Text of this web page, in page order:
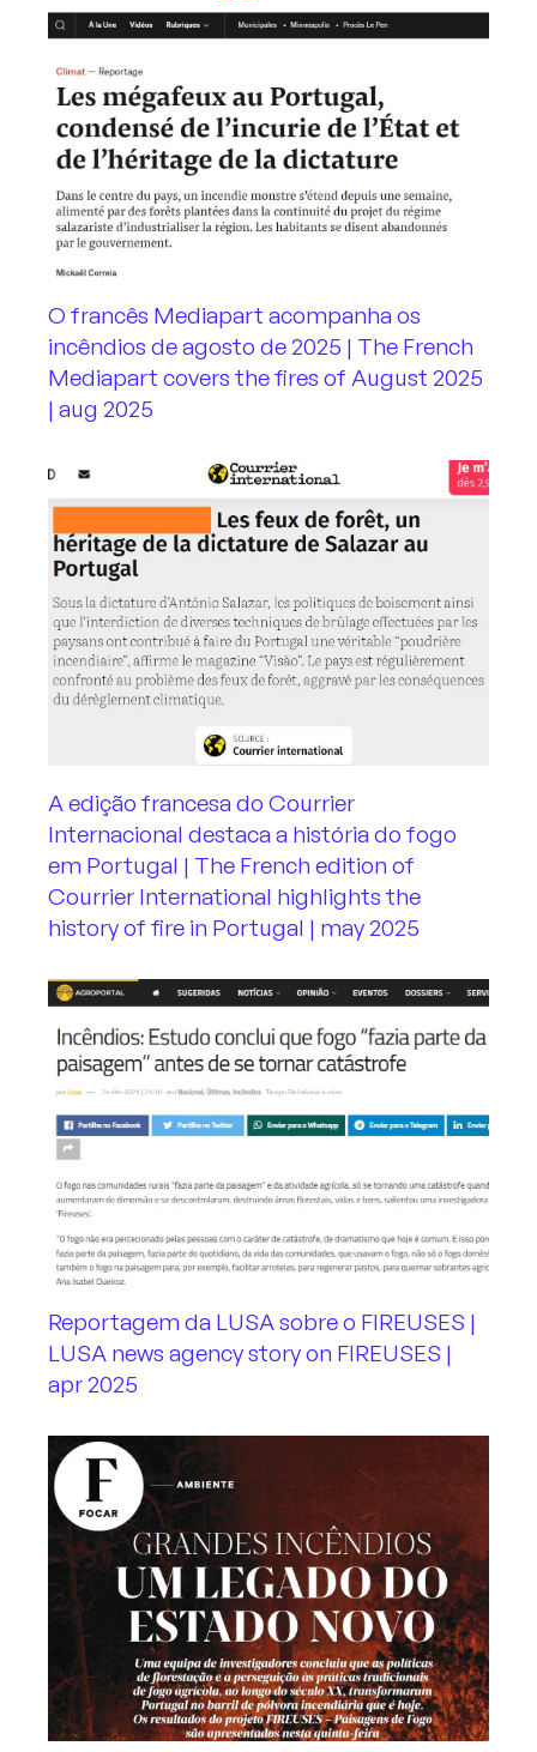
O francês Mediapart acompanha os
incêndios de agosto de 2025 | The French
Mediapart covers the fires of August 2025
| aug 2025
A edição francesa do Courrier
Internacional destaca a história do fogo
em Portugal | The French edition of
Courrier International highlights the
history of fire in Portugal | may 2025
Reportagem da LUSA sobre o FIREUSES |
LUSA news agency story on FIREUSES |
apr 2025